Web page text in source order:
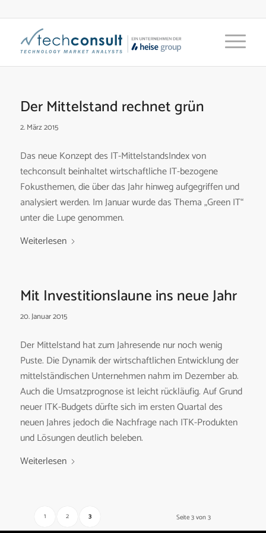
Der Mittelstand rechnet grün
2. März 2015
Das neue Konzept des IT-MittelstandsIndex von
techconsult beinhaltet wirtschaftliche IT-bezogene
Fokusthemen, die über das Jahr hinweg aufgegriffen und
analysiert werden. Im Januar wurde das Thema „Green IT“
unter die Lupe genommen.
Weiterlesen
Mit Investitionslaune ins neue Jahr
20. Januar 2015
Der Mittelstand hat zum Jahresende nur noch wenig
Puste. Die Dynamik der wirtschaftlichen Entwicklung der
mittelständischen Unternehmen nahm im Dezember ab.
Auch die Umsatzprognose ist leicht rückläufig. Auf Grund
neuer ITK-Budgets dürfte sich im ersten Quartal des
neuen Jahres jedoch die Nachfrage nach ITK-Produkten
und Lösungen deutlich beleben.
Weiterlesen
Seite 3 von 3
1 2 3